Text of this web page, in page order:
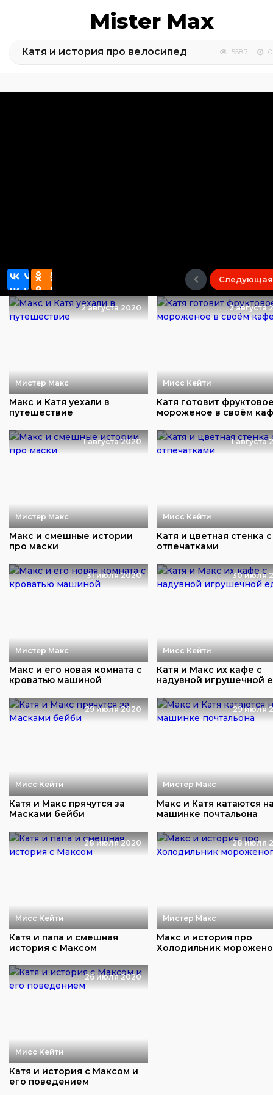
Mister Max
Катя и история про велосипед 5587
Следующая
2 августа 2020
Мистер Макс
Макс и Катя уехали в
путешествие
2 августа
Мисс Кейти
Катя готовит
мороженое в своём
1 августа 2020
Мистер Макс
Макс и смешные истории
про маски
1 августа
Мисс Кейти
Катя и цветная стенка
отпечатками
31 июля 2020
Мистер Макс
Макс и его новая комната с
кроватью машиной
30 июля
Мисс Кейти
Катя и Макс их кафе с
надувной игрушечной
29 июля 2020
Мисс Кейти
Катя и Макс прячутся за
Масками бейби
29 июля
Мистер Макс
Макс и Катя катаются
машинке почтальона
28 июля 2020
Мисс Кейти
Катя и папа и смешная
история с Максом
28 июля
Мистер Макс
Макс и история про
Холодильник
26 июля 2020
Мисс Кейти
Катя и история с Максом и
его поведением